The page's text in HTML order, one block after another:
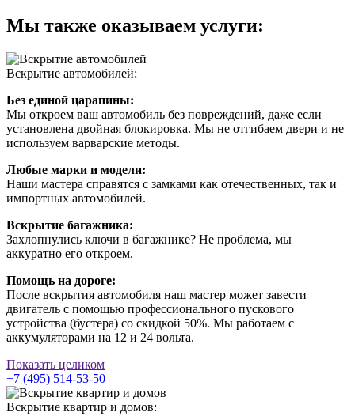
Мы также оказываем услуги:
Вскрытие автомобилей:
Без единой царапины:
Мы откроем ваш автомобиль без повреждений, даже если
установлена двойная блокировка. Мы не отгибаем двери и не
используем варварские методы.
Любые марки и модели:
Наши мастера справятся с замками как отечественных, так и
импортных автомобилей.
Вскрытие багажника:
Захлопнулись ключи в багажнике? Не проблема, мы
аккуратно его откроем.
Помощь на дороге:
После вскрытия автомобиля наш мастер может завести
двигатель с помощью профессионального пускового
устройства (бустера) со скидкой 50%. Мы работаем с
аккумуляторами на 12 и 24 вольта.
Показать целиком
+7 (495) 514-53-50
Вскрытие квартир и домов: